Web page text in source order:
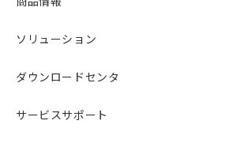
ソリューション
ダウンロードセンタ
サービスサポート